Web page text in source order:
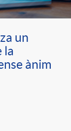
un
la
ànim